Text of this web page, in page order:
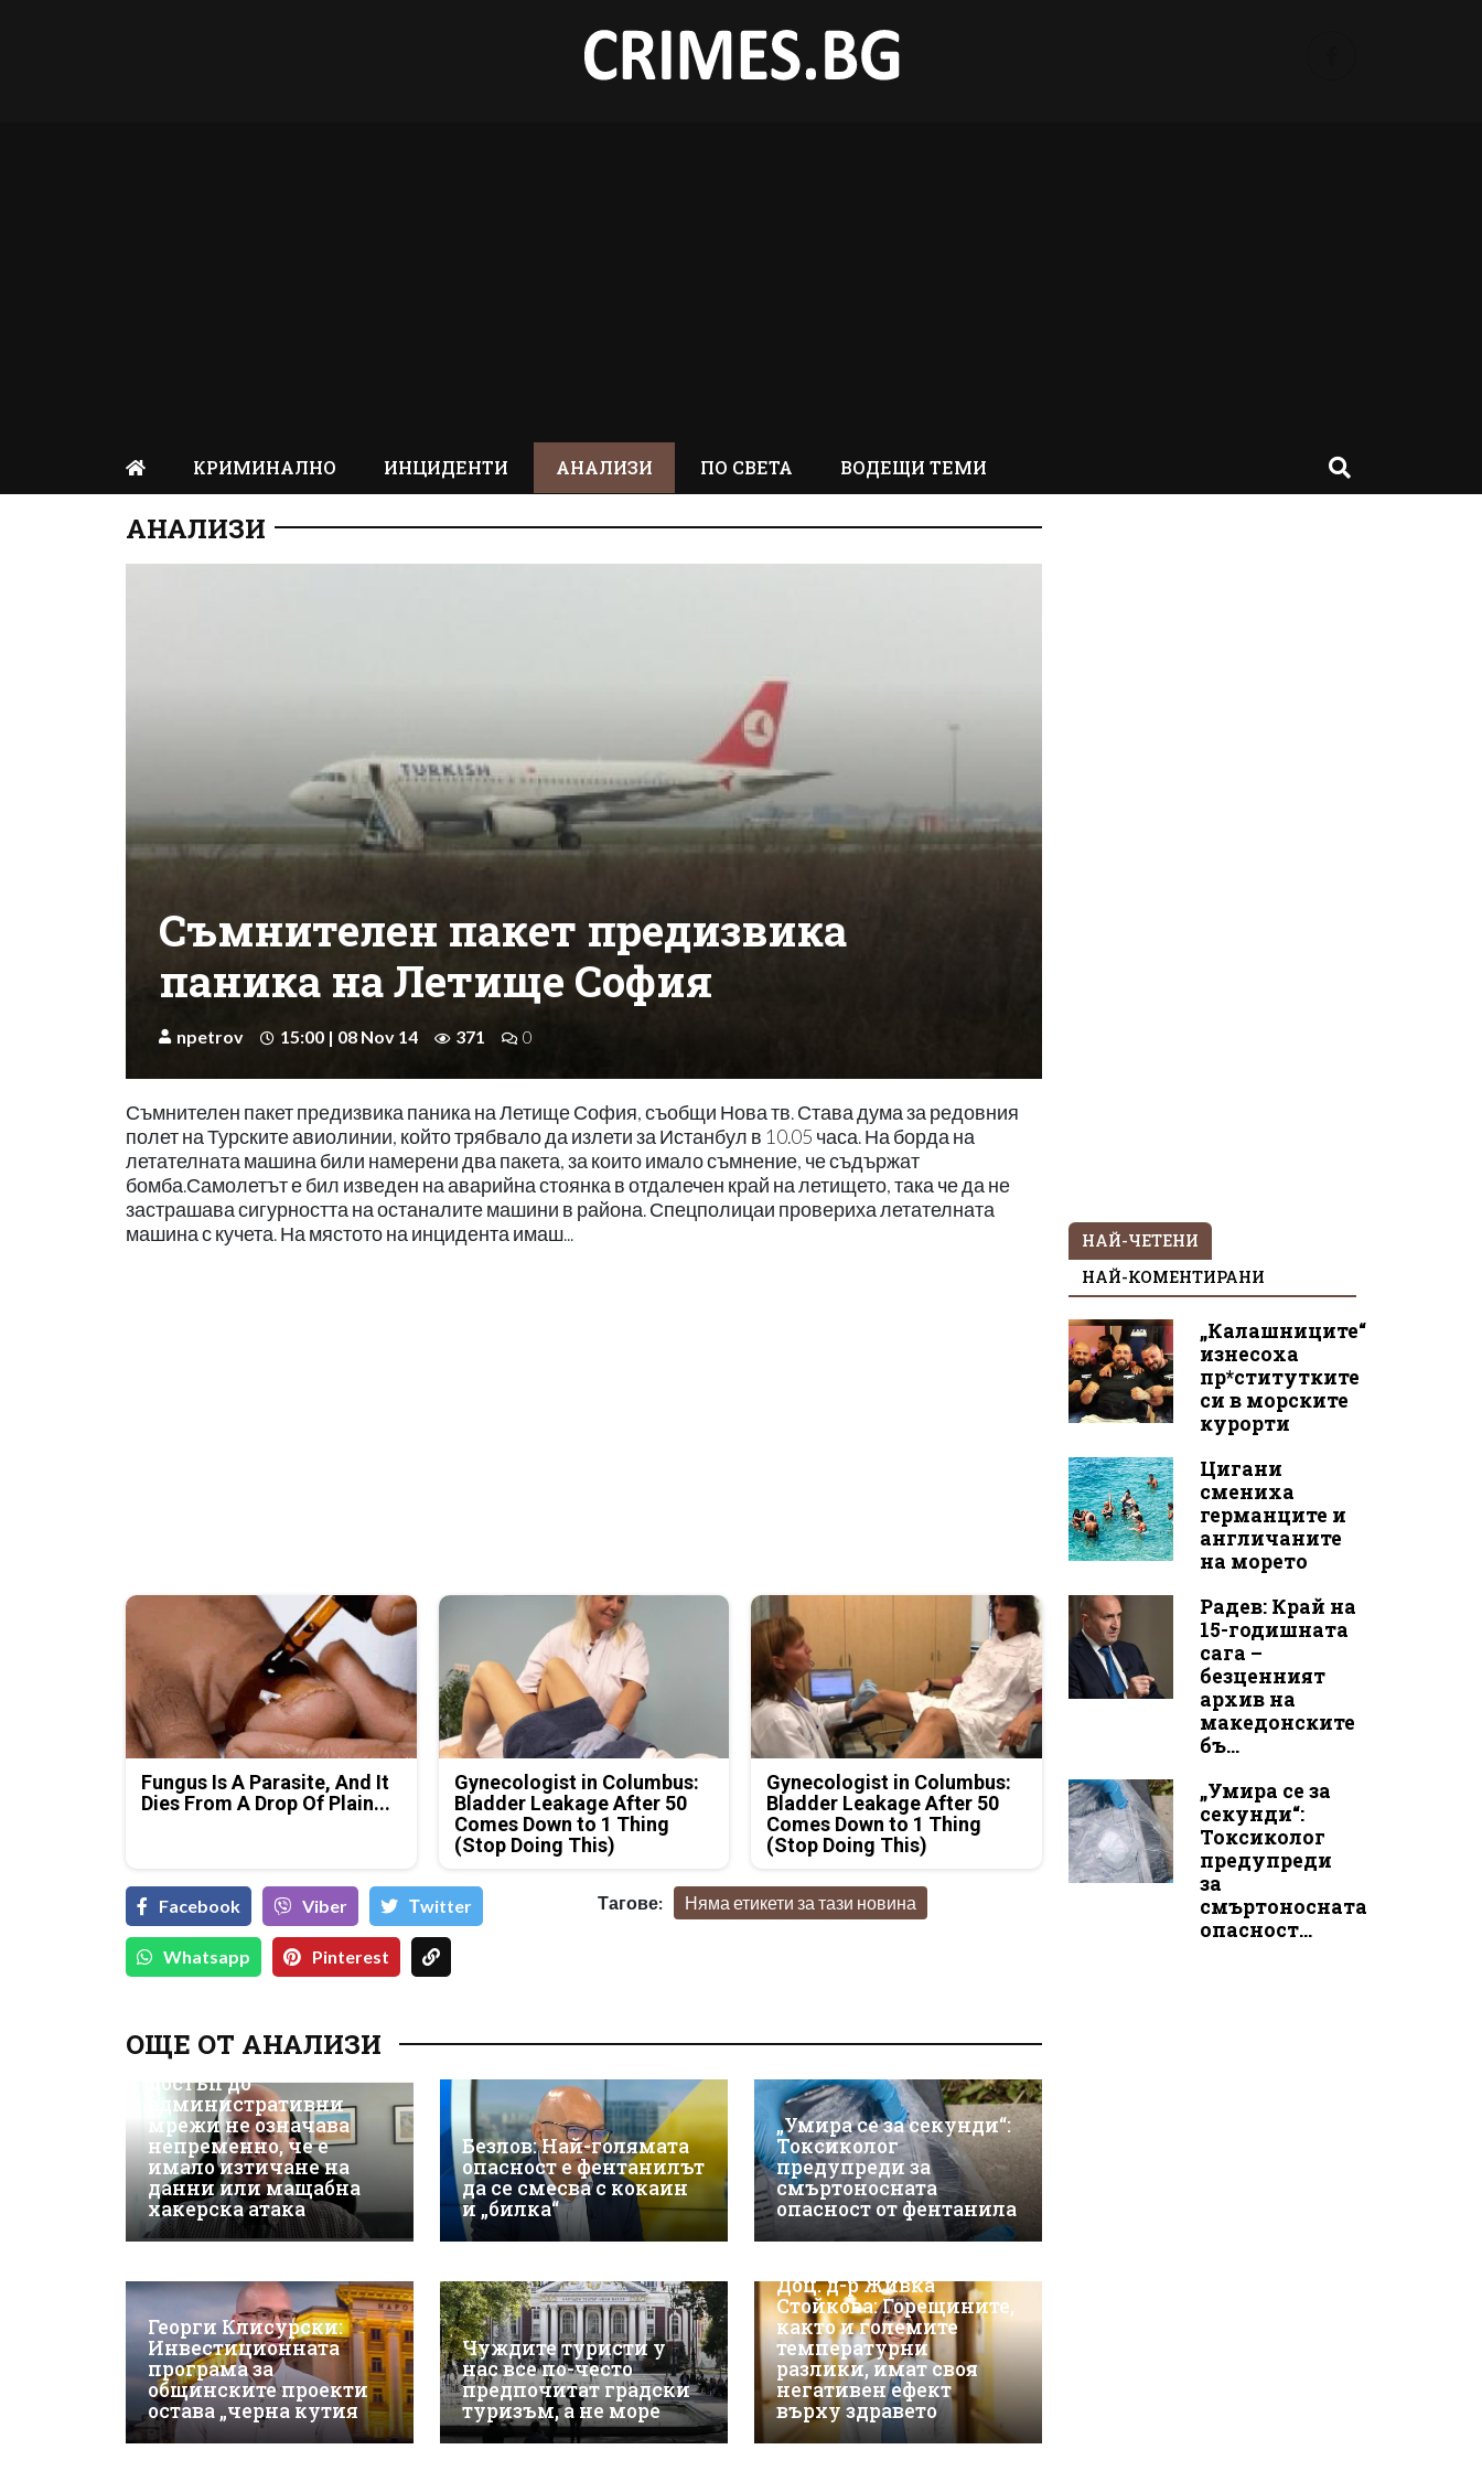
КРИМИНАЛНО ИНЦИДЕНТИ АНАЛИЗИ ПО СВЕТА ВОДЕЩИ ТЕМИ
АНАЛИЗИ
Съмнителен пакет предизвика
паника на Летище София
npetrov 15:00 | 08 Nov 14 371 0
Съмнителен пакет предизвика паника на Летище София, съобщи Нова тв. Става дума за редовния
полет на Турските авиолинии, който трябвало да излети за Истанбул в 10.05 часа. На борда на
летателната машина били намерени два пакета, за които имало съмнение, че съдържат
бомба.Самолетът е бил изведен на аварийна стоянка в отдалечен край на летището, така че да не
застрашава сигурността на останалите машини в района. Спецполицаи провериха летателната
машина с кучета. На мястото на инцидента имаш...
Fungus Is A Parasite, And It
Dies From A Drop Of Plain...
Gynecologist in Columbus:
Bladder Leakage After 50
Comes Down to 1 Thing
(Stop Doing This)
Gynecologist in Columbus:
Bladder Leakage After 50
Comes Down to 1 Thing
(Stop Doing This)
Facebook Viber Тwitter
Whatsapp Pinterest
Тагове: Няма етикети за тази новина
ОЩЕ ОТ АНАЛИЗИ
киберсигурност:
Неоторизираният
достъп до
административни
мрежи не означава
непременно, че е
имало изтичане на
данни или мащабна
хакерска атака
Безлов: Най-голямата
опасност е фентанилът
да се смесва с кокаин
и „билка“
„Умира се за секунди“:
Токсиколог
предупреди за
смъртоносната
опасност от фентанила
Георги Клисурски:
Инвестиционната
програма за
общинските проекти
остава „черна кутия
Чуждите туристи у
нас все по-често
предпочитат градски
туризъм, а не море
Доц. д-р Живка
Стойкова: Горещините,
както и големите
температурни
разлики, имат своя
негативен ефект
върху здравето
НАЙ-ЧЕТЕНИ
НАЙ-КОМЕНТИРАНИ
„Калашниците“
изнесоха
пр*ститутките
си в морските
курорти
Цигани
смениха
германците и
англичаните
на морето
Радев: Край на
15-годишната
сага –
безценният
архив на
македонските
бъ...
„Умира се за
секунди“:
Токсиколог
предупреди
за
смъртоносната
опасност...